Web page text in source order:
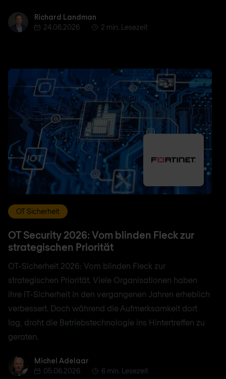
Richard Landman
Richard Landman
24.06.2026
2 min. Lesezeit
OT Sicherheit
OT Security 2026: Vom blinden Fleck zur
strategischen Priorität
OT-Sicherheit 2026: Vom blinden Fleck zur
strategischen Priorität. Viele Organisationen haben
ihre IT-Sicherheit in den vergangenen Jahren erheblich
verbessert. Doch während die Aufmerksamkeit dort
lag, droht die Betriebstechnologie ins Hintertreffen zu
geraten.
Michel Adelaar
Michel Adelaar
05.06.2026
6 min. Lesezeit